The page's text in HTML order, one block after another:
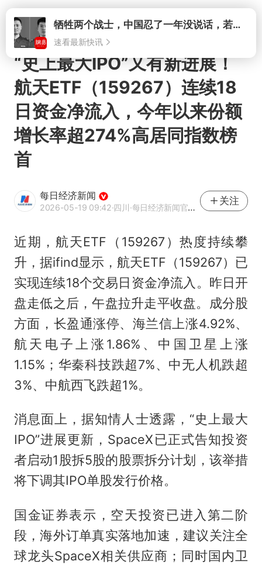
打开牺牲两个战士，中国忍了一年没说话，若菲律宾死了人，他会开战吗
速看最新快讯
“史上最大IPO”又有新进展！
航天ETF（159267）连续18
日资金净流入，今年以来份额
增长率超274%高居同指数榜
首
每日经济新闻
2026-05-19 09:42·四川·每日经济新闻官方网易号
关注
近期，航天ETF（159267）热度持续攀
升，据ifind显示，航天ETF（159267）已
实现连续18个交易日资金净流入。昨日开
盘走低之后，午盘拉升走平收盘。成分股
方面，长盈通涨停、海兰信上涨4.92%、
航天电子上涨1.86%、中国卫星上涨
1.15%；华秦科技跌超7%、中无人机跌超
3%、中航西飞跌超1%。
消息面上，据知情人士透露，“史上最大
IPO”进展更新，SpaceX已正式告知投资
者启动1股拆5股的股票拆分计划，该举措
将下调其IPO单股发行价格。
国金证券表示，空天投资已进入第二阶
段，海外订单真实落地加速，建议关注全
球龙头SpaceX相关供应商；同时国内卫